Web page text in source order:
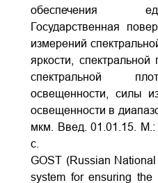
обеспечения
Государственная
измерений
яркости, спектральной
спектральной
освещенности, силы
освещенности в
мкм. Введ. 01.01.15.
с.
GOST (Russian
system for ensuring the